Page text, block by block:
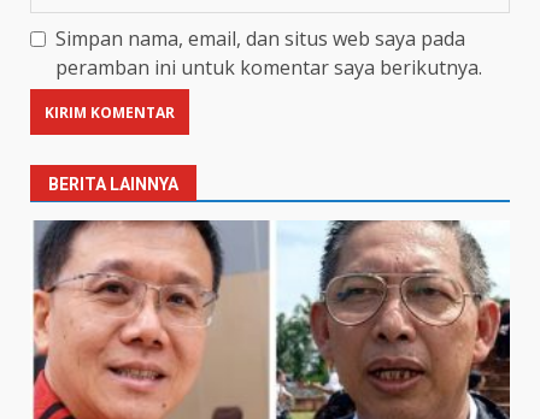
Simpan nama, email, dan situs web saya pada
peramban ini untuk komentar saya berikutnya.
BERITA LAINNYA